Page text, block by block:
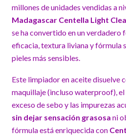
millones de unidades vendidas a
Madagascar Centella Light
se ha convertido en un verdadero
eficacia, textura liviana y fórmula
pieles más sensibles.
Este limpiador en aceite disuelve
maquillaje (incluso waterproof),
exceso de sebo y las impurezas
sin dejar sensación grasosa ni
fórmula está enriquecida con